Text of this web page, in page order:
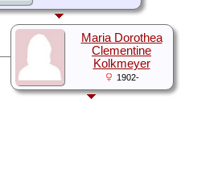
Maria Dorothea
Clementine
Kolkmeyer
1902-